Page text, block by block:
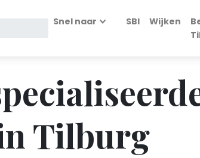
Snel naar SBI Wijken
Tilburg